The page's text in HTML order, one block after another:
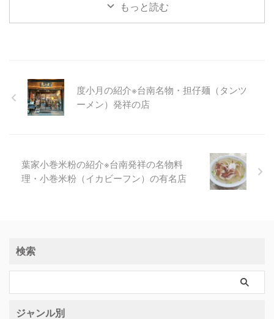
もっと読む
度小月の紹介※台南名物・担仔麺（タンツ
ーメン）発祥の店
葉家小巻米粉の紹介※台南発祥の名物料
理・小巻米粉（イカビーフン）の有名店
検索
ジャンル別